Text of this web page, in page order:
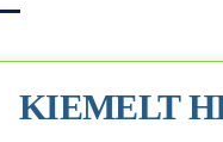
KIEMELT